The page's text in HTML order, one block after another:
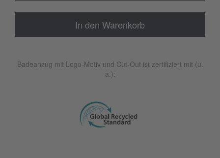
In den Warenkorb
Badeanzug mit Logo-Motiv und Cut-Out ist zertifiziert mit (u.
a.):